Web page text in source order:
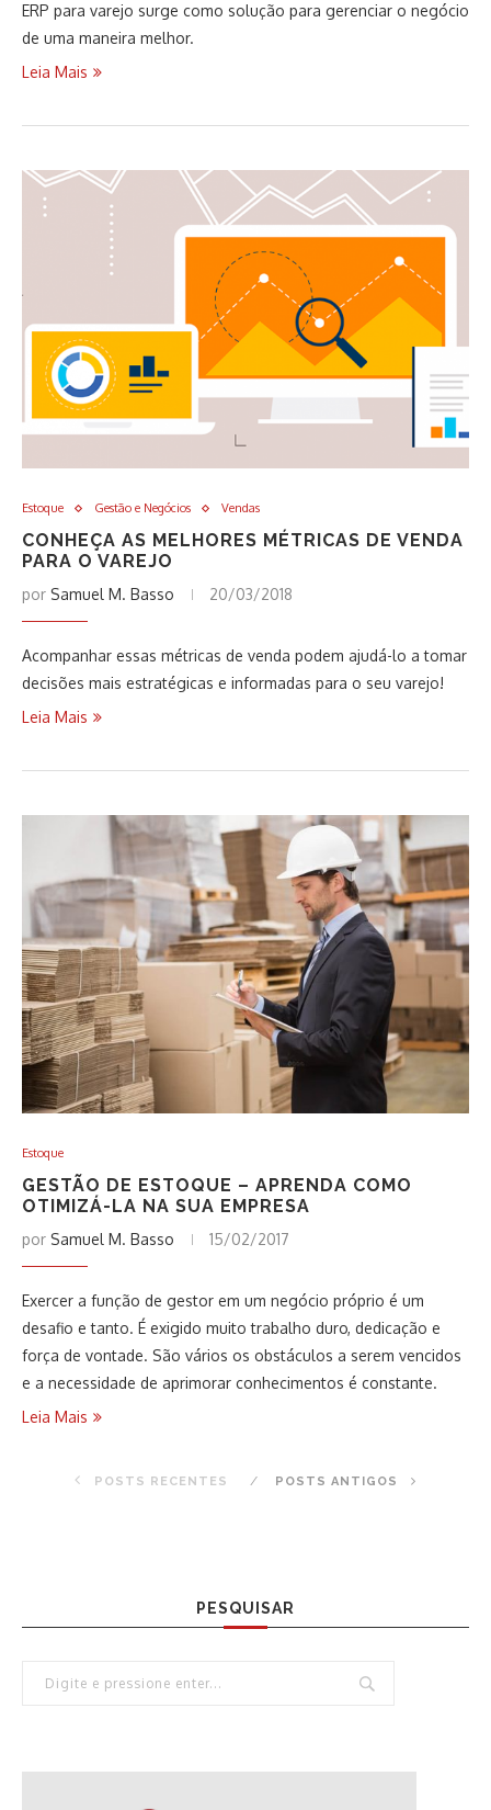
ERP para varejo surge como solução para gerenciar o negócio
de uma maneira melhor.
Leia Mais
Estoque Gestão e Negócios Vendas
CONHEÇA AS MELHORES MÉTRICAS DE VENDA
PARA O VAREJO
por Samuel M. Basso 20/03/2018
Acompanhar essas métricas de venda podem ajudá-lo a tomar
decisões mais estratégicas e informadas para o seu varejo!
Leia Mais
Estoque
GESTÃO DE ESTOQUE – APRENDA COMO
OTIMIZÁ-LA NA SUA EMPRESA
por Samuel M. Basso 15/02/2017
Exercer a função de gestor em um negócio próprio é um
desafio e tanto. É exigido muito trabalho duro, dedicação e
força de vontade. São vários os obstáculos a serem vencidos
e a necessidade de aprimorar conhecimentos é constante.
Leia Mais
POSTS RECENTES POSTS ANTIGOS
PESQUISAR